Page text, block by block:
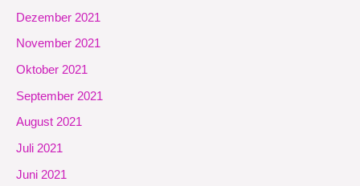
Dezember 2021
November 2021
Oktober 2021
September 2021
August 2021
Juli 2021
Juni 2021